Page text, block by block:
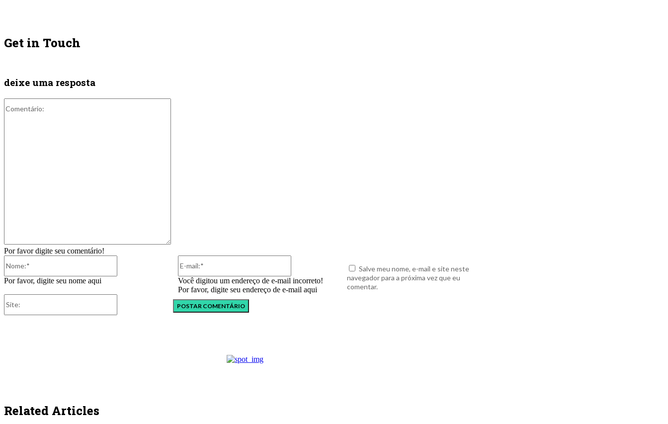
Get in Touch
deixe uma resposta
Por favor digite seu comentário!
Por favor, digite seu nome aqui
Você digitou um endereço de e-mail incorreto!
Por favor, digite seu endereço de e-mail aqui
Salve meu nome, e-mail e site neste
navegador para a próxima vez que eu
comentar.
Related Articles